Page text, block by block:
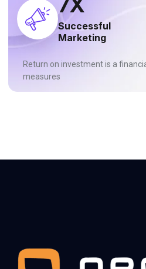
Successful
Marketing
Return on investment is a
measures